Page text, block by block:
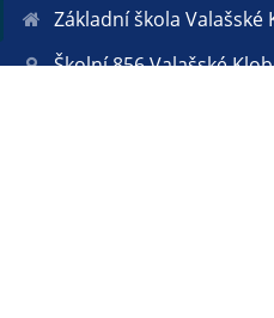
Základní škola Valašské
Školní 856 Valašské